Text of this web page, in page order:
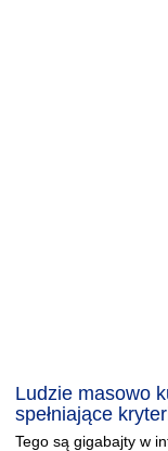
Ludzie masowo
spełniające
Tego są gigabajty w